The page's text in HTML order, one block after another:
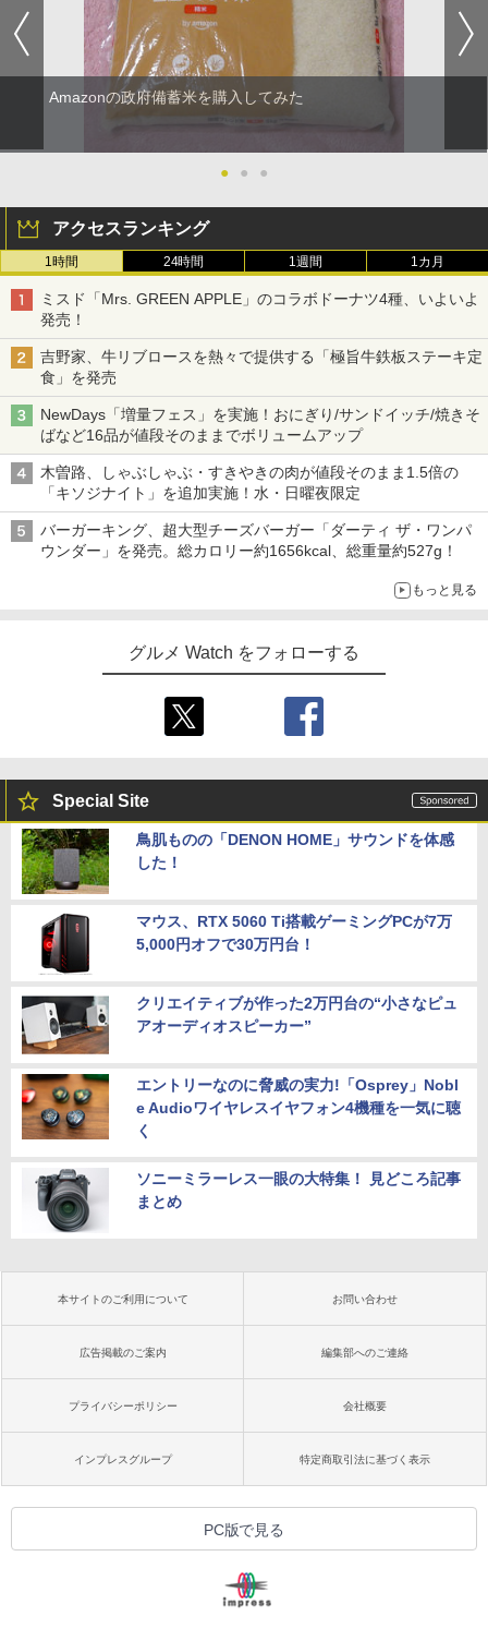
Amazonの政府備蓄米を購入してみた
● ● ●
アクセスランキング
1時間 24時間 1週間 1カ月
ミスド「Mrs. GREEN APPLE」のコラボドーナツ4種、いよいよ
発売！
吉野家、牛リブロースを熱々で提供する「極旨牛鉄板ステーキ定
食」を発売
NewDays「増量フェス」を実施！おにぎり/サンドイッチ/焼きそ
ばなど16品が値段そのままでボリュームアップ
木曽路、しゃぶしゃぶ・すきやきの肉が値段そのまま1.5倍の
「キソジナイト」を追加実施！水・日曜夜限定
バーガーキング、超大型チーズバーガー「ダーティ ザ・ワンパ
ウンダー」を発売。総カロリー約1656kcal、総重量約527g！
もっと見る
グルメ Watch をフォローする
Special Site
鳥肌ものの「DENON HOME」サウンドを体感
した！
マウス、RTX 5060 Ti搭載ゲーミングPCが7万
5,000円オフで30万円台！
クリエイティブが作った2万円台の“小さなピュ
アオーディオスピーカー”
エントリーなのに脅威の実力!「Osprey」Nobl
e Audioワイヤレスイヤフォン4機種を一気に聴
く
ソニーミラーレス一眼の大特集！ 見どころ記事
まとめ
本サイトのご利用について お問い合わせ
広告掲載のご案内 編集部へのご連絡
プライバシーポリシー 会社概要
インプレスグループ 特定商取引法に基づく表示
PC版で見る